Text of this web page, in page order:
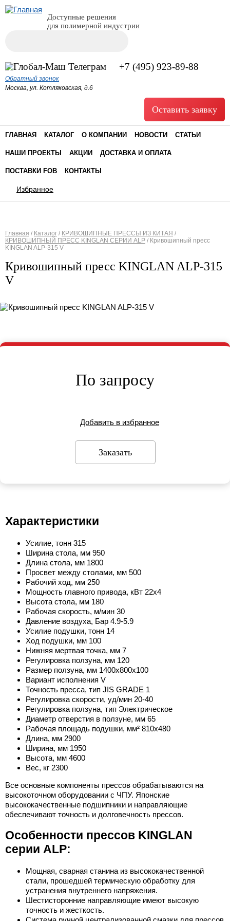
Доступные решения
для полимерной индустрии
+7 (495) 923-89-88
Обратный звонок
Москва, ул. Котляковская, д.6
Оставить заявку
ГЛАВНАЯ КАТАЛОГ О КОМПАНИИ НОВОСТИ СТАТЬИ
НАШИ ПРОЕКТЫ АКЦИИ ДОСТАВКА И ОПЛАТА
ПОСТАВКИ FOB КОНТАКТЫ
Избранное
Вы здесь
Главная / Каталог / КРИВОШИПНЫЕ ПРЕССЫ ИЗ КИТАЯ /
КРИВОШИПНЫЙ ПРЕСС KINGLAN СЕРИИ ALP / Кривошипный пресс
KINGLAN ALP-315 V
Кривошипный пресс KINGLAN ALP-315
V
По запросу
Добавить в избранное
Заказать
Характеристики
Усилие, тонн 315
Ширина стола, мм 950
Длина стола, мм 1800
Просвет между столами, мм 500
Рабочий ход, мм 250
Мощность главного привода, кВт 22x4
Высота стола, мм 180
Рабочая скорость, м/мин 30
Давление воздуха, Бар 4.9-5.9
Усилие подушки, тонн 14
Ход подушки, мм 100
Нижняя мертвая точка, мм 7
Регулировка ползуна, мм 120
Размер ползуна, мм 1400x800x100
Вариант исполнения V
Точность пресса, тип JIS GRADE 1
Регулировка скорости, уд/мин 20-40
Регулировка ползуна, тип Электрическое
Диаметр отверстия в ползуне, мм 65
Рабочая площадь подушки, мм² 810x480
Длина, мм 2900
Ширина, мм 1950
Высота, мм 4600
Вес, кг 2300
Все основные компоненты прессов обрабатываются на
высокоточном оборудовании с ЧПУ. Японские
высококачественные подшипники и направляющие
обеспечивают точность и долговечность прессов.
Особенности прессов KINGLAN
серии ALP:
Мощная, сварная станина из высококачественной
стали, прошедшей термическую обработку для
устранения внутреннего напряжения.
Шестисторонние направляющие имеют высокую
точность и жесткость.